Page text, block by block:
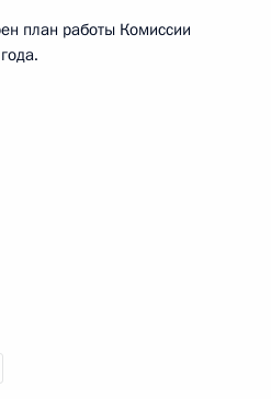
план работы Комиссии